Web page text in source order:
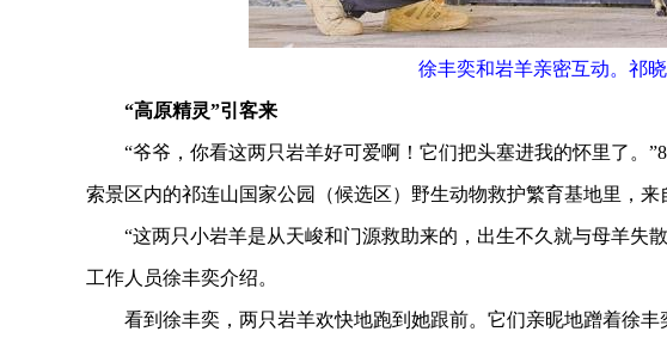
徐丰奕和岩羊亲密互动。祁
“高原精灵”引客来
“爷爷，你看这两只岩羊好可爱啊！它们把头塞进我的怀里了。
索景区内的祁连山国家公园（候选区）野生动物救护繁育基地里，来
“这两只小岩羊是从天峻和门源救助来的，出生不久就与母羊失
工作人员徐丰奕介绍。
看到徐丰奕，两只岩羊欢快地跑到她跟前。它们亲昵地蹭着徐丰